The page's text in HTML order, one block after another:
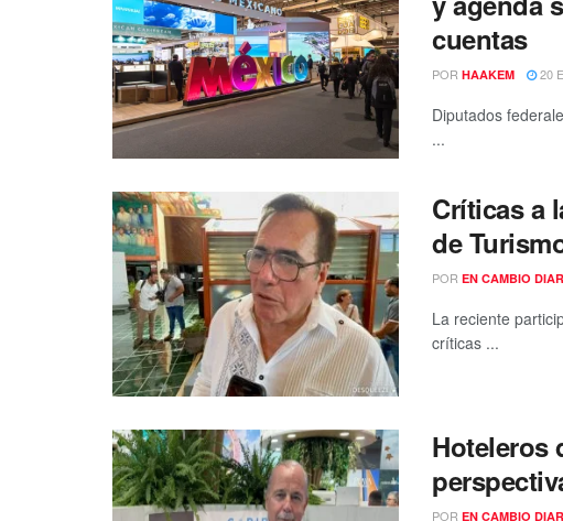
cuentas
POR HAAKEM 20
Diputados
...
Críticas a
de
POR EN CAMBIO
La reciente
críticas ...
Hoteleros
POR EN CAMBIO